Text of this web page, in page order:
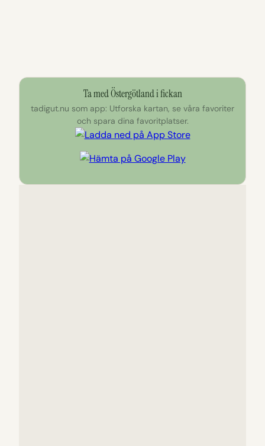
Ta med Östergötland i fickan
tadigut.nu som app: Utforska kartan, se våra favoriter
och spara dina favoritplatser.